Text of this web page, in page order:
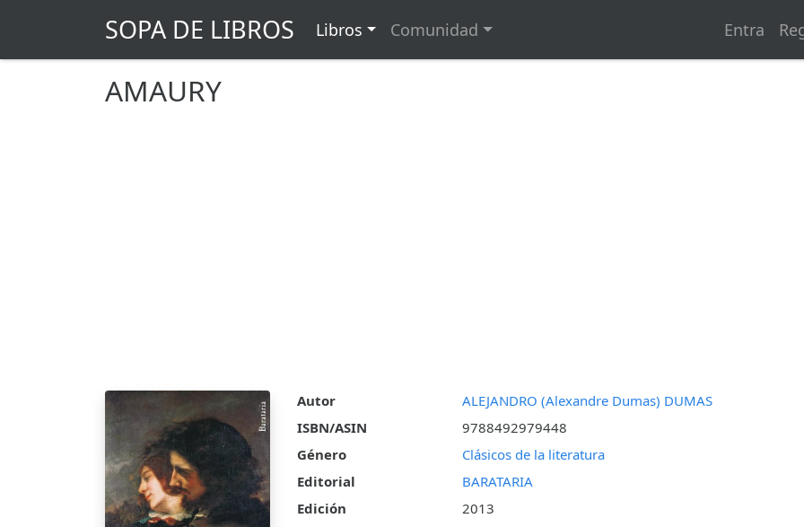
SOPA DE LIBROS Libros Comunidad Entra
AMAURY
Autor
ALEJANDRO (Alexandre Dumas) DUMAS
ISBN/ASIN
9788492979448
Género
Clásicos de la literatura
Editorial
BARATARIA
Edición
2013